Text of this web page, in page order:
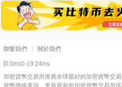
聯繫我們 關於我們
[0:0ms0-19:24ms
加密貨幣交易所推薦全球最好的加密貨幣交